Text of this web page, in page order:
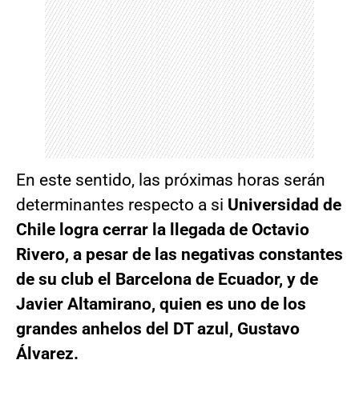
En este sentido, las próximas horas serán
determinantes respecto a si Universidad de
Chile logra cerrar la llegada de Octavio
Rivero, a pesar de las negativas constantes
de su club el Barcelona de Ecuador, y de
Javier Altamirano, quien es uno de los
grandes anhelos del DT azul, Gustavo
Álvarez.